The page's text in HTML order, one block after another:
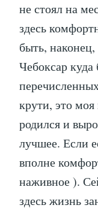
не стоял на
здесь
быть,
Чебоксар
крути, это
родился и
лучшее. Если
вполне
наживное ).
здесь жизнь